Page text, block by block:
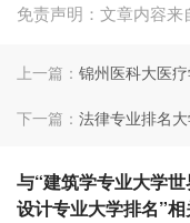
免责声明：文章内容来
上一篇： 锦州医科大医
下一篇： 法律专业排名大
与“建筑学专业大学
设计专业大学排名”